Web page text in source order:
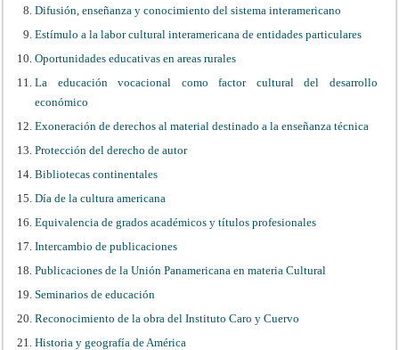
Difusión, enseñanza y conocimiento del sistema interamericano
Estímulo a la labor cultural interamericana de entidades particulares
Oportunidades educativas en areas rurales
La educación vocacional como factor cultural del desarrollo
económico
Exoneración de derechos al material destinado a la enseñanza técnica
Protección del derecho de autor
Bibliotecas continentales
Día de la cultura americana
Equivalencia de grados académicos y títulos profesionales
Intercambio de publicaciones
Publicaciones de la Unión Panamericana en materia Cultural
Seminarios de educación
Reconocimiento de la obra del Instituto Caro y Cuervo
Historia y geografía de América